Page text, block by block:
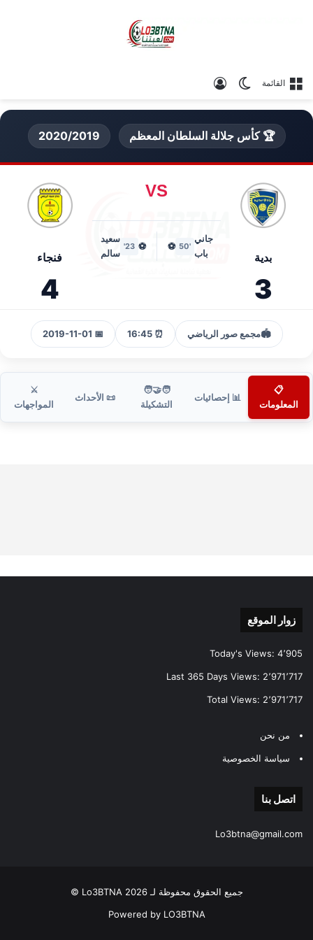
القائمة الوضع المظلم
🏆 كأس جلالة السلطان المعظم 2020/2019
بدية
3
VS
جاني
باب
'50
⚽
⚽
23'
سعيد
سالم
فنجاء
4
🏟️مجمع صور الرياضي ⏰ 16:45
📅 2019-11-01
📋
المعلومات
📊 إحصائيات
🧑‍🤝‍🧑
التشكيلة
📜 الأحداث
⚔️
المواجهات
زوار الموقع
Today's Views: 4٬905
Last 365 Days Views: 2٬971٬717
Total Views: 2٬971٬717
من نحن
سياسة الخصوصية
اتصل بنا
Lo3btna@gmail.com
جميع الحقوق محفوظة لـ Lo3BTNA 2026 ©
Powered by LO3BTNA